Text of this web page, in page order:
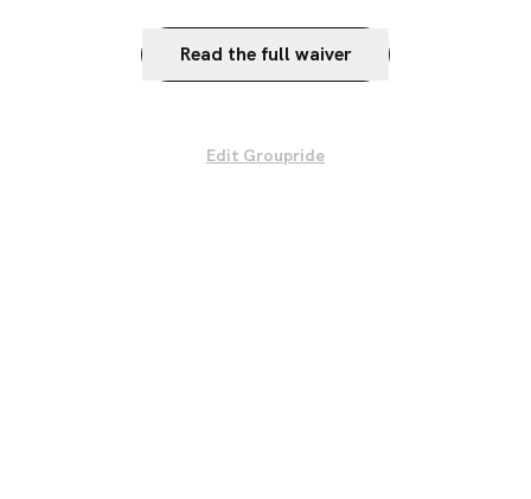
Read the full waiver
Edit Groupride